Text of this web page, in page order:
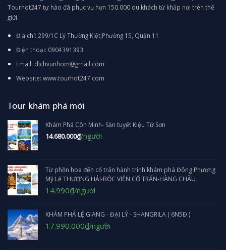
Tourhot247 tự hào đã phục vụ hơn 150.000 du khách từ khắp nơi trên thế
giới.
Địa chỉ: 299/1C Lý Thường Kiệt,Phường 15, Quận 11
Điện thoại: 0904391393
Email: dichvunhom@gmail.com
Website: www.tourhot247.com
Tour khám phá mới
Khám Phá Côn Minh- Săn tuyết Kiệu Tử Sơn
14.680.000₫/người
Từ phồn hoa đến cổ trấn hành trình khám phá Đông Phương
Mỹ Lệ THƯỢNG HẢI-BỘC VIỆN CỔ TRẤN-HÀNG CHÂU
Giá
1.790.000₫.
14.990₫Giá
hiện
là:
14.990₫.
/người
KHÁM PHÁ LỆ GIANG - ĐẠI LÝ - SHANGRILA ( 6N5Đ )
Giá
17.990.000₫Giá
hiện
/người